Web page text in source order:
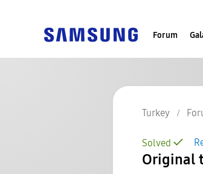
Forum
Turkey
Solved
Original